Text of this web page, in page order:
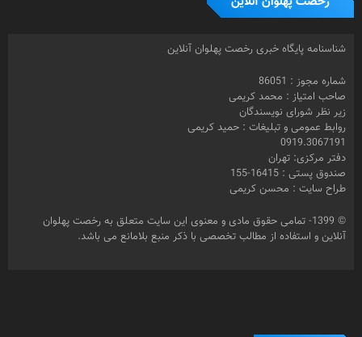
شناسنامه پایگاه خبری رخصت پهلوان آنلاین
شماره مجوز : 86051
صاحب امتیاز : محمد کریمی
زیر نظر شورای نویسندگان
روابط عمومی و تبلیغات : حمید کریمی
0919.3067191
دفتر مرکزی: تهران
صندوق پستی : 16415-155
طراح سایت : محسن کریمی
© 1399- تمامی حقوق مادی و معنوی این سایت متعلق به رخصت پهلوان
آنلاین و استفاده از مطالب تخصصی با ذکر منبع بلامانع می باشد.